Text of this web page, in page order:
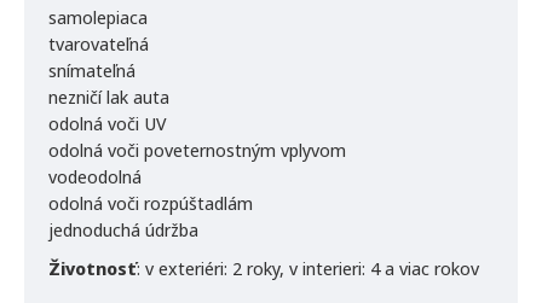
samolepiaca
tvarovateľná
snímateľná
nezničí lak auta
odolná voči UV
odolná voči poveternostným vplyvom
vodeodolná
odolná voči rozpúštadlám
jednoduchá údržba
Životnosť: v exteriéri: 2 roky, v interieri: 4 a viac rokov